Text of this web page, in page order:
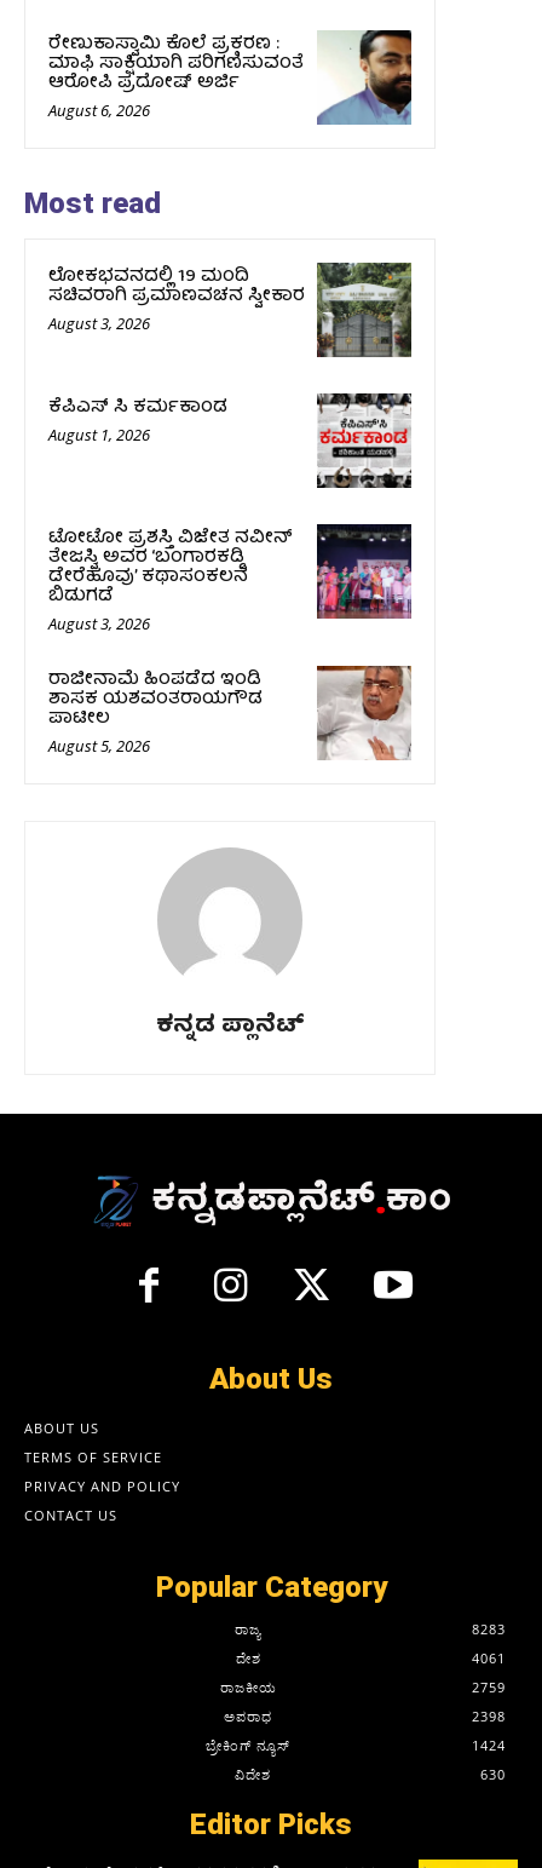
ರೇಣುಕಾಸ್ವಾಮಿ ಕೊಲೆ ಪ್ರಕರಣ :
ಮಾಫಿ ಸಾಕ್ಷಿಯಾಗಿ ಪರಿಗಣಿಸುವಂತೆ
ಆರೋಪಿ ಪ್ರದೋಷ್‌ ಅರ್ಜಿ
August 6, 2026
Most read
ಲೋಕಭವನದಲ್ಲಿ 19 ಮಂದಿ
ಸಚಿವರಾಗಿ ಪ್ರಮಾಣವಚನ ಸ್ವೀಕಾರ
August 3, 2026
ಕೆಪಿಎಸ್ ಸಿ ಕರ್ಮಕಾಂಡ
August 1, 2026
ಟೋಟೋ ಪ್ರಶಸ್ತಿ ವಿಜೇತ ನವೀನ್
ತೇಜಸ್ವಿ ಅವರ ‘ಬಂಗಾರಕಡ್ಡಿ
ಡೇರೆಹೂವು’ ಕಥಾಸಂಕಲನ
ಬಿಡುಗಡೆ
August 3, 2026
ರಾಜೀನಾಮೆ ಹಿಂಪಡೆದ ಇಂಡಿ
ಶಾಸಕ ಯಶವಂತರಾಯಗೌಡ
ಪಾಟೀಲ
August 5, 2026
ಕನ್ನಡ ಪ್ಲಾನೆಟ್
About Us
ABOUT US
TERMS OF SERVICE
PRIVACY AND POLICY
CONTACT US
Popular Category
ರಾಜ್ಯ
8283
ದೇಶ
4061
ರಾಜಕೀಯ
2759
ಅಪರಾಧ
2398
ಬ್ರೇಕಿಂಗ್ ನ್ಯೂಸ್
1424
ವಿದೇಶ
630
Editor Picks